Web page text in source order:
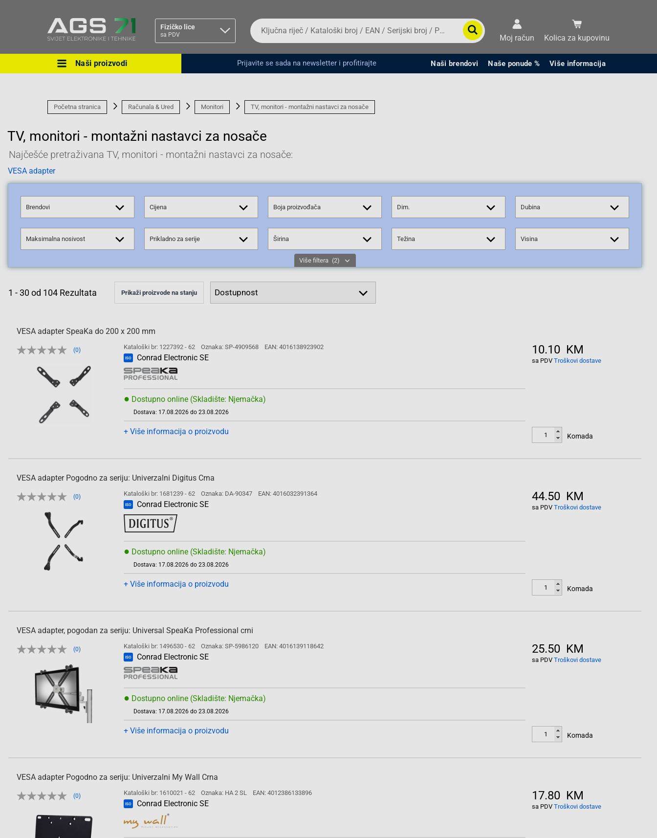
Fizičko lice
sa PDV
Ova postavka prilagođava asortiman proizvoda i
Pravno lice Fizičko lice
Da
biste
potražili
proizvod,
unesite
broj,
EAN
ili
broj
Moj račun Kolica za kupovinu
Naši proizvodi Prijavite se sada na newsletter i profitirajte Naši brendovi Naše ponude % Više informacija
Početna stranica Računala & Ured Monitori TV, monitori - montažni nastavci za nosače
TV, monitori - montažni nastavci za nosače
Najčešće pretraživana TV, monitori - montažni nastavci za nosače:
VESA adapter
Brendovi Cijena Boja proizvođača Dim. Dubina
Maksimalna nosivost Prikladno za serije Širina Težina Visina
Više filtera (2)
1 - 30 od 104 Rezultata Prikaži proizvode na stanju
VESA adapter SpeaKa do 200 x 200 mm
(0) Kataloški br: 1227392 - 62 Oznaka: SP-4909568 EAN: 4016138923902
ISO Conrad Electronic SE
● Dostupno online (Skladište: Njemačka)
Dostava: 17.08.2026 do 23.08.2026
+ Više informacija o proizvodu
10.10 KM
sa PDV Troškovi dostave
Komada
VESA adapter Pogodno za seriju: Univerzalni Digitus Crna
(0) Kataloški br: 1681239 - 62 Oznaka: DA-90347 EAN: 4016032391364
ISO Conrad Electronic SE
● Dostupno online (Skladište: Njemačka)
Dostava: 17.08.2026 do 23.08.2026
+ Više informacija o proizvodu
44.50 KM
sa PDV Troškovi dostave
Komada
VESA adapter, pogodan za seriju: Universal SpeaKa Professional crni
(0) Kataloški br: 1496530 - 62 Oznaka: SP-5986120 EAN: 4016139118642
ISO Conrad Electronic SE
● Dostupno online (Skladište: Njemačka)
Dostava: 17.08.2026 do 23.08.2026
+ Više informacija o proizvodu
25.50 KM
sa PDV Troškovi dostave
Komada
VESA adapter Pogodno za seriju: Univerzalni My Wall Crna
(0) Kataloški br: 1610021 - 62 Oznaka: HA 2 SL EAN: 4012386133896
ISO Conrad Electronic SE
17.80 KM
sa PDV Troškovi dostave